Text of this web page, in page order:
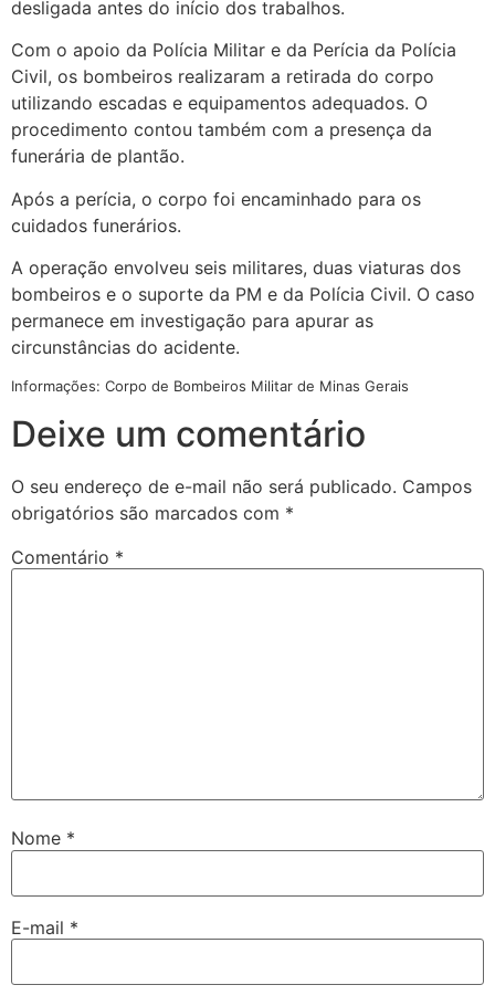
desligada antes do início dos trabalhos.
Com o apoio da Polícia Militar e da Perícia da Polícia
Civil, os bombeiros realizaram a retirada do corpo
utilizando escadas e equipamentos adequados. O
procedimento contou também com a presença da
funerária de plantão.
Após a perícia, o corpo foi encaminhado para os
cuidados funerários.
A operação envolveu seis militares, duas viaturas dos
bombeiros e o suporte da PM e da Polícia Civil. O caso
permanece em investigação para apurar as
circunstâncias do acidente.
Informações: Corpo de Bombeiros Militar de Minas Gerais
Deixe um comentário
O seu endereço de e-mail não será publicado. Campos
obrigatórios são marcados com *
Comentário *
Nome *
E-mail *